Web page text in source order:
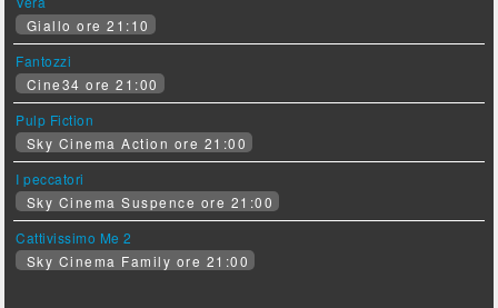
Giallo ore 21:10
Fantozzi
Cine34 ore 21:00
Pulp Fiction
Sky Cinema Action ore 21:00
I peccatori
Sky Cinema Suspence ore 21:00
Cattivissimo Me 2
Sky Cinema Family ore 21:00